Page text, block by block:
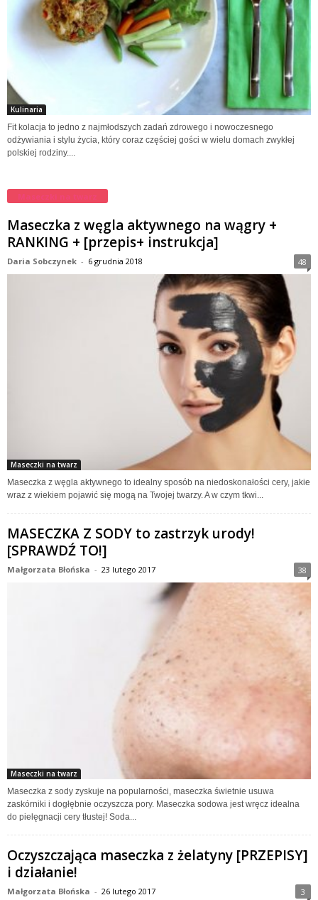
Kulinaria
Fit kolacja to jedno z najmłodszych zadań zdrowego i nowoczesnego
odżywiania i stylu życia, który coraz częściej gości w wielu domach zwykłej
polskiej rodziny....
Maseczki na twarz
Maseczka z węgla aktywnego na wągry +
RANKING + [przepis+ instrukcja]
Daria Sobczynek - 6 grudnia 2018 48
Maseczki na twarz
Maseczka z węgla aktywnego to idealny sposób na niedoskonałości cery, jakie
wraz z wiekiem pojawić się mogą na Twojej twarzy. A w czym tkwi...
MASECZKA Z SODY to zastrzyk urody!
[SPRAWDŹ TO!]
Małgorzata Błońska - 23 lutego 2017 38
Maseczki na twarz
Maseczka z sody zyskuje na popularności, maseczka świetnie usuwa
zaskórniki i dogłębnie oczyszcza pory. Maseczka sodowa jest wręcz idealna
do pielęgnacji cery tłustej! Soda...
Oczyszczająca maseczka z żelatyny [PRZEPISY]
i działanie!
Małgorzata Błońska - 26 lutego 2017 3